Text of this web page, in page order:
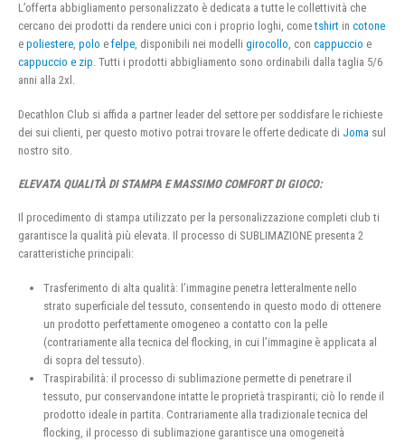
L’offerta abbigliamento personalizzato è dedicata a tutte le collettività che
cercano dei prodotti da rendere unici con i proprio loghi, cometshirt in cotone
e poliestere, polo e felpe, disponibili nei modelli girocollo, con cappuccio e
cappuccio e zip. Tutti i prodotti abbigliamento sono ordinabili dalla taglia 5/6
anni alla 2xl.
Decathlon Club si affida a partner leader del settore per soddisfare le richieste
dei sui clienti, per questo motivo potrai trovare le offerte dedicate di Joma sul
nostro sito.
ELEVATA QUALITÀ DI STAMPA E MASSIMO COMFORT DI GIOCO:
Il procedimento di stampa utilizzato per la personalizzazione completi club ti
garantisce la qualità più elevata. Il processo di SUBLIMAZIONE presenta 2
caratteristiche principali:
Trasferimento di alta qualità: l’immagine penetra letteralmente nello
strato superficiale del tessuto, consentendo in questo modo di ottenere
un prodotto perfettamente omogeneo a contatto con la pelle
(contrariamente alla tecnica del flocking, in cui l’immagine è applicata al
di sopra del tessuto).
Traspirabilità: il processo di sublimazione permette di penetrare il
tessuto, pur conservandone intatte le proprietà traspiranti; ciò lo rende il
prodotto ideale in partita. Contrariamente alla tradizionale tecnica del
flocking, il processo di sublimazione garantisce una omogeneità